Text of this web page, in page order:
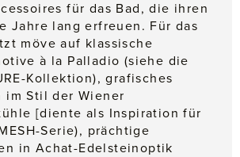
für das Bad, die ihren
Jahre lang erfreuen. Für das
möve auf klassische
à la Palladio (siehe die
Kollektion), grafisches
im Stil der Wiener
[diente als Inspiration für
Serie), prächtige
in Achat-Edelsteinoptik